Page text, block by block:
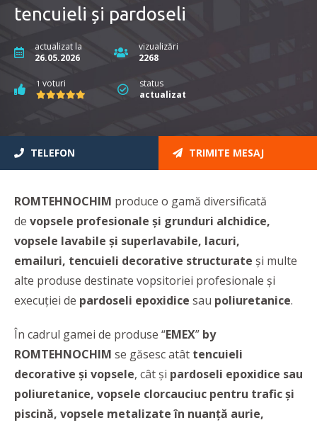
tencuieli și pardoseli
actualizat la
26.05.2026
vizualizări
2268
1 voturi
status
actualizat
TELEFON TRIMITE MESAJ
ROMTEHNOCHIM produce o gamă diversificată
de vopsele profesionale și grunduri alchidice,
vopsele lavabile și superlavabile, lacuri,
emailuri, tencuieli decorative structurate și multe
alte produse destinate vopsitoriei profesionale şi
execuţiei de pardoseli epoxidice sau poliuretanice.
În cadrul gamei de produse “EMEX” by
ROMTEHNOCHIM se găsesc atât tencuieli
decorative și vopsele, cât și pardoseli epoxidice sau
poliuretanice, vopsele clorcauciuc pentru trafic și
piscină, vopsele metalizate în nuanță aurie,